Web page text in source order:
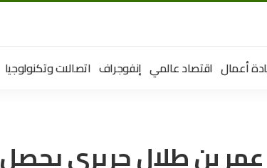
أعمال اقتصاد عالمي إنفوجراف اتصالات وتكنولوجيا
بن طلال حريرى يحصل